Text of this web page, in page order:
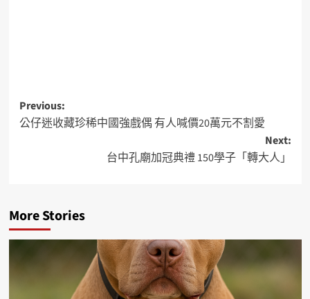
Previous:
公仔迷收藏珍稀中國強戲偶 有人喊價20萬元不割愛
Next:
台中孔廟加冠典禮 150學子「轉大人」
More Stories